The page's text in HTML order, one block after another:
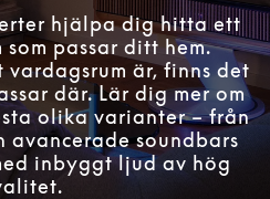
hjälpa dig hitta ett
som passar ditt hem.
är, finns det
där. Lär dig mer om
olika varianter – från
avancerade soundbars
inbyggt ljud av hög